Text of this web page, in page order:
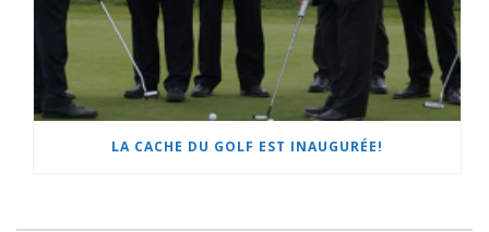
LA CACHE DU GOLF EST INAUGURÉE!